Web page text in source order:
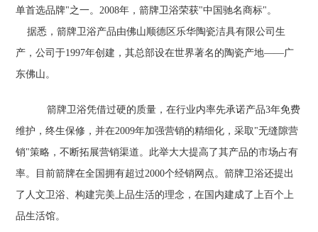
单首选品牌"之一。2008年，箭牌卫浴荣获"中国驰名商标"。
据悉，箭牌卫浴产品由佛山顺德区乐华陶瓷洁具有限公司生
产，公司于1997年创建，其总部设在世界著名的陶瓷产地——广
东佛山。
箭牌卫浴凭借过硬的质量，在行业内率先承诺产品3年免费
维护，终生保修，并在2009年加强营销的精细化，采取"无缝隙营
销"策略，不断拓展营销渠道。此举大大提高了其产品的市场占有
率。目前箭牌在全国拥有超过2000个经销网点。箭牌卫浴还提出
了人文卫浴、构建完美上品生活的理念，在国内建成了上百个上
品生活馆。